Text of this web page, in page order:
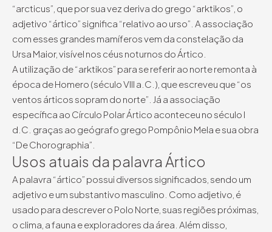
“arcticus”, que por sua vez deriva do grego “arktikos”, o
adjetivo “ártico” significa “relativo ao urso”. A associação
com esses grandes mamíferos vem da constelação da
Ursa Maior, visível nos céus noturnos do Ártico.
A utilização de “arktikos” para se referir ao norte remonta à
época de Homero (século VIII a.C.), que escreveu que “os
ventos árticos sopram do norte”. Já a associação
específica ao Círculo Polar Ártico aconteceu no século I
d.C. graças ao geógrafo grego Pompônio Mela e sua obra
“De Chorographia”.
Usos atuais da palavra Ártico
A palavra “ártico” possui diversos significados, sendo um
adjetivo e um substantivo masculino. Como adjetivo, é
usado para descrever o Polo Norte, suas regiões próximas,
o clima, a fauna e exploradores da área. Além disso,